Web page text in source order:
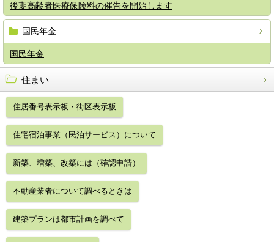
後期高齢者医療保険料の催告を開始します
国民年金
国民年金
住まい
住居番号表示板・街区表示板
住宅宿泊事業（民泊サービス）について
新築、増築、改築には（確認申請）
不動産業者について調べるときは
建築プランは都市計画を調べて